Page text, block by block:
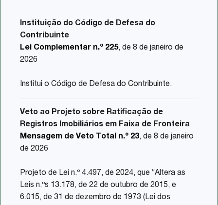
Instituição do Código de Defesa do
Contribuinte
Lei Complementar n.º 225, de 8 de janeiro de
2026
Institui o Código de Defesa do Contribuinte.
Veto ao Projeto sobre Ratificação de
Registros Imobiliários em Faixa de Fronteira
Mensagem de Veto Total n.º 23, de 8 de janeiro
de 2026
Projeto de Lei n.º 4.497, de 2024, que “Altera as
Leis n.ºs 13.178, de 22 de outubro de 2015, e
6.015, de 31 de dezembro de 1973 (Lei dos